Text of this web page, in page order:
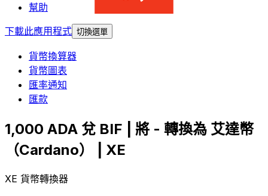
幫助
下載此應用程式 切換選單
貨幣換算器
貨幣圖表
匯率通知
匯款
1,000 ADA 兌 BIF | 將 - 轉換為 艾達幣
（Cardano） | XE
XE 貨幣轉換器